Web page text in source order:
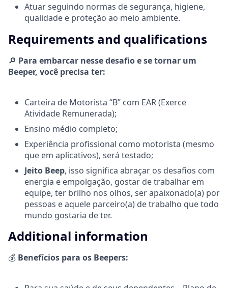
Atuar seguindo normas de segurança, higiene,
qualidade e proteção ao meio ambiente.
Requirements and qualifications
🔎 Para embarcar nesse desafio e se tornar um
Beeper, você precisa ter:
Carteira de Motorista “B” com EAR (Exerce
Atividade Remunerada);
Ensino médio completo;
Experiência profissional como motorista (mesmo
que em aplicativos), será testado;
Jeito Beep, isso significa abraçar os desafios com
energia e empolgação, gostar de trabalhar em
equipe, ter brilho nos olhos, ser apaixonado(a) por
pessoas e aquele parceiro(a) de trabalho que todo
mundo gostaria de ter.
Additional information
💰 Benefícios para os Beepers: